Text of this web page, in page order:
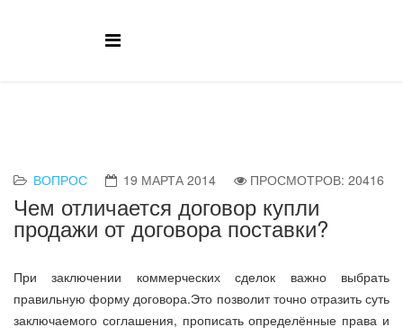
ВОПРОС 19 МАРТА 2014 ПРОСМОТРОВ: 20416
Чем отличается договор купли
продажи от договора поставки?
При заключении коммерческих сделок важно выбрать
правильную форму договора.Это позволит точно отразить суть
заключаемого соглашения, прописать определённые права и